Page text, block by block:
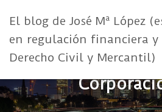
El blog de José Mª López
en regulación financiera y
Derecho Civil y Mercantil)